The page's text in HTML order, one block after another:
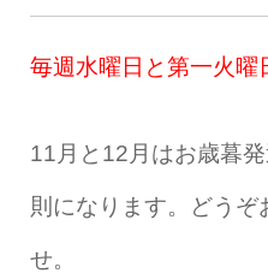
毎週水曜日と第一火曜
11月と12月はお歳暮
則になります。どうぞ
せ。